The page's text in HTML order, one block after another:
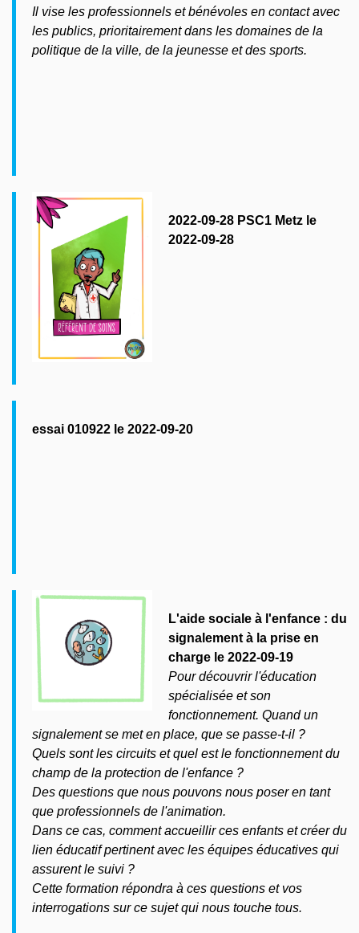
Il vise les professionnels et bénévoles en contact avec
les publics, prioritairement dans les domaines de la
politique de la ville, de la jeunesse et des sports.
2022-09-28 PSC1 Metz le
2022-09-28
essai 010922 le 2022-09-20
L'aide sociale à l'enfance : du
signalement à la prise en
charge le 2022-09-19
Pour découvrir l'éducation
spécialisée et son
fonctionnement. Quand un
signalement se met en place, que se passe-t-il ?
Quels sont les circuits et quel est le fonctionnement du
champ de la protection de l'enfance ?
Des questions que nous pouvons nous poser en tant
que professionnels de l'animation.
Dans ce cas, comment accueillir ces enfants et créer du
lien éducatif pertinent avec les équipes éducatives qui
assurent le suivi ?
Cette formation répondra à ces questions et vos
interrogations sur ce sujet qui nous touche tous.